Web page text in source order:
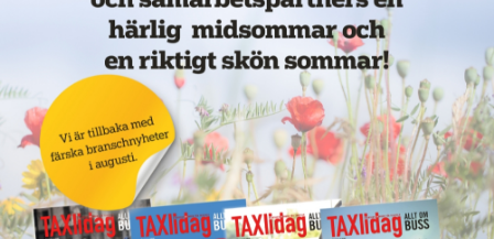
Nytt taxibolag i Borlänge
NYHETER 11 juni 2026
Taxibommar fick inte avsedd
effekt vid Lund C
NYHETER 10 juni 2026